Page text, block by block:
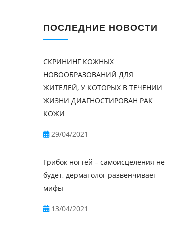
ПОСЛЕДНИЕ НОВОСТИ
СКРИНИНГ КОЖНЫХ
НОВООБРАЗОВАНИЙ ДЛЯ
ЖИТЕЛЕЙ, У КОТОРЫХ В ТЕЧЕНИИ
ЖИЗНИ ДИАГНОСТИРОВАН РАК
КОЖИ
29/04/2021
Грибок ногтей – самоисцеления не
будет, дерматолог развенчивает
мифы
13/04/2021